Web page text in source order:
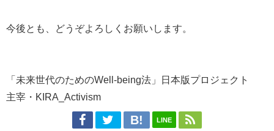
今後とも、どうぞよろしくお願いします。
「未来世代のためのWell-being法」日本版プロジェクト
主宰・KIRA_Activism
LINE